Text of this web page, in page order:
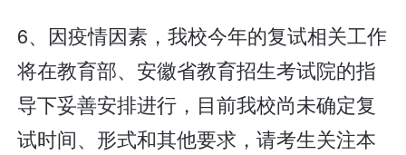
6、因疫情因素，我校今年的复试相关工作
将在教育部、安徽省教育招生考试院的指
导下妥善安排进行，目前我校尚未确定复
试时间、形式和其他要求，请考生关注本